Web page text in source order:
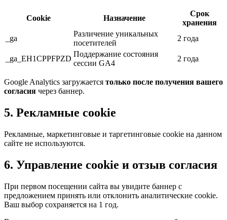
Cookie Назначение
Срок
хранения
_ga
Различение уникальных
посетителей
2 года
_ga_EH1CPPFPZD
Поддержание состояния
сессии GA4
2 года
Google Analytics загружается только после получения вашего
согласия через баннер.
5. Рекламные cookie
Рекламные, маркетинговые и таргетинговые cookie на данном
сайте не используются.
6. Управление cookie и отзыв согласия
При первом посещении сайта вы увидите баннер с
предложением принять или отклонить аналитические cookie.
Ваш выбор сохраняется на 1 год.